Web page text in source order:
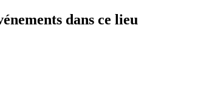
dans ce lieu